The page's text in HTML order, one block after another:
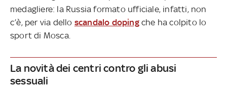
medagliere: la Russia formato ufficiale, infatti, non
c’è, per via dello scandalo dopingche ha colpito lo
sport di Mosca.
La novità dei centri contro gli abusi
sessuali